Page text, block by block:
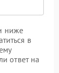
ниже
в
ответ на